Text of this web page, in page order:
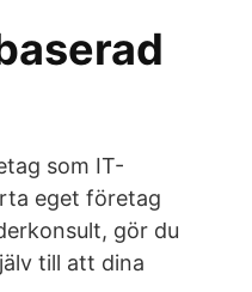
som IT-
eget företag
gör du
till att dina